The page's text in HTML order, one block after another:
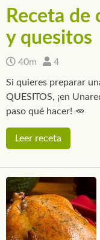
Receta de
y quesitos
40m 4
Si quieres preparar
QUESITOS, ¡en
paso qué hacer! 🥕
Leer receta